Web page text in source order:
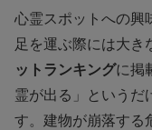
心霊スポットへの興
足を運ぶ際には大き
ットランキングに掲
霊が出る」というだ
す。建物が崩落する